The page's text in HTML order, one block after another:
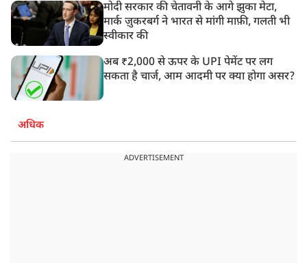
मोदी सरकार की चेतावनी के आगे झुका मेटा,
मार्क ज़ुकरबर्ग ने भारत से मांगी माफ़ी, गलती भी
स्वीकार की
अब ₹2,000 से ऊपर के UPI पेमेंट पर लग
सकता है चार्ज, आम आदमी पर क्या होगा असर?
अधिक
ADVERTISEMENT